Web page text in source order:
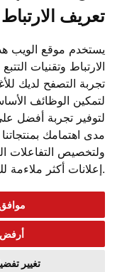
تعريف الارتباط
يستخدم موقع الويب
الارتباط وتقنيات
تجربة التصفح لديك
لتمكين الوظائف
لتوفير تجربة أفضل
مدى اهتمامك بمنتجاتنا
ولتخصيص التفاعلات
إعلانات أكثر ملاءمة.
موافق
أرفض
تغيير
سابق:
التالي:
الطلاب من
يقومون بتدريب عملي في شركة شنغزين للمواد الجديدة.